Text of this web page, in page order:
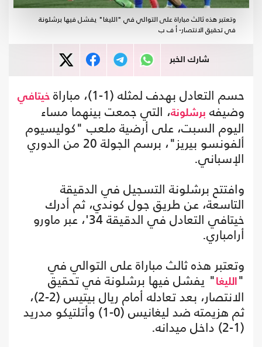
وتعتبر هذه ثالث مباراة على التوالي في "الليغا" يفشل فيها برشلونة
في تحقيق الانتصار- أ ف ب
شارك الخبر
حسم التعادل بهدف لمثله (1-1)، مباراة خيتافي
وضيفه برشلونة، التي جمعت بينهما مساء
اليوم السبت، على أرضية ملعب "كوليسيوم
ألفونسو بيريز"، برسم الجولة 20 من الدوري
الإسباني.
وافتتح برشلونة التسجيل في الدقيقة
التاسعة، عن طريق جول كوندي، ثم أدرك
خيتافي التعادل في الدقيقة 34'، عبر ماورو
أرامباري.
وتعتبر هذه ثالث مباراة على التوالي في
" الليغا " يفشل فيها برشلونة في تحقيق
الانتصار، بعد تعادله أمام ريال بيتيس (2-2)،
ثم هزيمته ضد ليغانيس (0-1) وأتلتيكو مدريد
(1-2) داخل ميدانه.